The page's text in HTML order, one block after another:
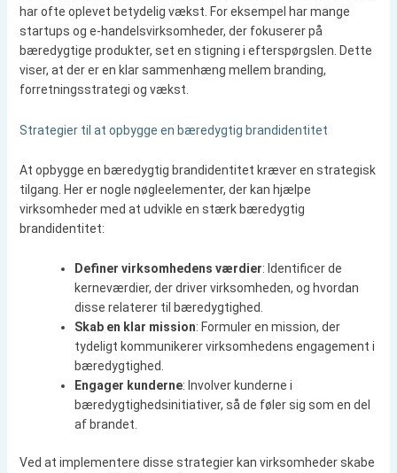
har ofte oplevet betydelig vækst. For eksempel har mange
startups og e-handelsvirksomheder, der fokuserer på
bæredygtige produkter, set en stigning i efterspørgslen. Dette
viser, at der er en klar sammenhæng mellem branding,
forretningsstrategi og vækst.
Strategier til at opbygge en bæredygtig brandidentitet
At opbygge en bæredygtig brandidentitet kræver en strategisk
tilgang. Her er nogle nøgleelementer, der kan hjælpe
virksomheder med at udvikle en stærk bæredygtig
brandidentitet:
Definer virksomhedens værdier: Identificer de
kerneværdier, der driver virksomheden, og hvordan
disse relaterer til bæredygtighed.
Skab en klar mission: Formuler en mission, der
tydeligt kommunikerer virksomhedens engagement i
bæredygtighed.
Engager kunderne: Involver kunderne i
bæredygtighedsinitiativer, så de føler sig som en del
af brandet.
Ved at implementere disse strategier kan virksomheder skabe